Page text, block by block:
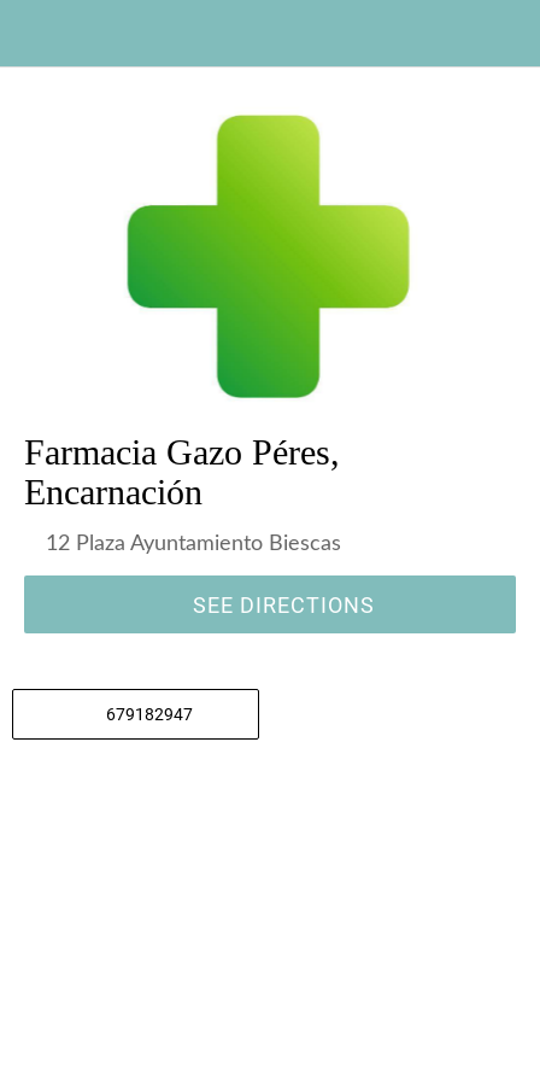
Farmacia Gazo Péres,
Encarnación
12 Plaza Ayuntamiento Biescas
SEE DIRECTIONS
679182947